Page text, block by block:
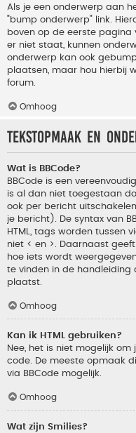
Als je een onderwerp aan
"bump onderwerp" link.
boven op de eerste pagina
er niet staat, kunnen
onderwerp kan ook
plaatsen, maar hou hierbij
forum.
Omhoog
Tekstopmaak en
Wat is BBCode?
BBCode is een
is al dan niet toegestaan
ook per bericht
je bericht). De syntax van
HTML, tags worden tussen
niet < en >. Daarnaast
hoe iets wordt
te vinden in de handleiding
plaatst.
Omhoog
Kan ik HTML gebruiken?
Nee, het is niet mogelijk
code. De meeste opmaak
via BBCode mogelijk.
Omhoog
Wat zijn Smilies?